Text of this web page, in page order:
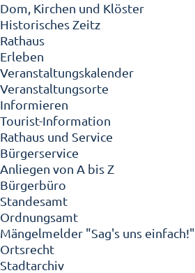
Dom, Kirchen und Klöster
Historisches Zeitz
Rathaus
Erleben
Veranstaltungskalender
Veranstaltungsorte
Informieren
Tourist-Information
Rathaus und Service
Bürgerservice
Anliegen von A bis Z
Bürgerbüro
Standesamt
Ordnungsamt
Mängelmelder "Sag's uns einfach!"
Ortsrecht
Stadtarchiv